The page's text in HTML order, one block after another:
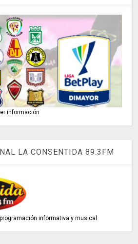
información
LA CONSENTIDA 89.3FM
informativa y musical